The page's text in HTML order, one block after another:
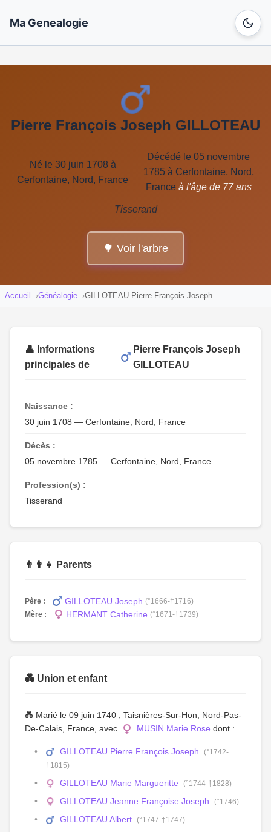
Ma Genealogie
Pierre François Joseph GILLOTEAU
Né le 30 juin 1708 à
Cerfontaine, Nord, France
Décédé le 05 novembre
1785 à Cerfontaine, Nord,
France à l'âge de 77 ans
Tisserand
🌳 Voir l'arbre
Accueil Généalogie GILLOTEAU Pierre François Joseph
👤 Informations
principales de
Pierre François Joseph
GILLOTEAU
Naissance :
30 juin 1708 — Cerfontaine, Nord, France
Décès :
05 novembre 1785 — Cerfontaine, Nord, France
Profession(s) :
Tisserand
👨‍👩‍👧 Parents
Père : GILLOTEAU Joseph (°1666-†1716)
Mère :
HERMANT Catherine (°1671-†1739)
💑 Union et enfant
💑 Marié le 09 juin 1740 , Taisnières-Sur-Hon, Nord-Pas-
De-Calais, France, avec
MUSIN Marie Rose dont :
GILLOTEAU Pierre François Joseph
(°1742-
†1815)
GILLOTEAU Marie Margueritte (°1744-†1828)
GILLOTEAU Jeanne Françoise Joseph (°1746)
GILLOTEAU Albert (°1747-†1747)